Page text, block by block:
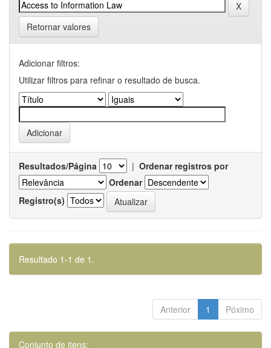
Retornar valores
Adicionar filtros:
Utilizar filtros para refinar o resultado de busca.
Resultados/Página | Ordenar registros por
Ordenar
Registro(s)
Resultado 1-1 de 1.
Anterior 1 Póximo
Conjunto de itens: